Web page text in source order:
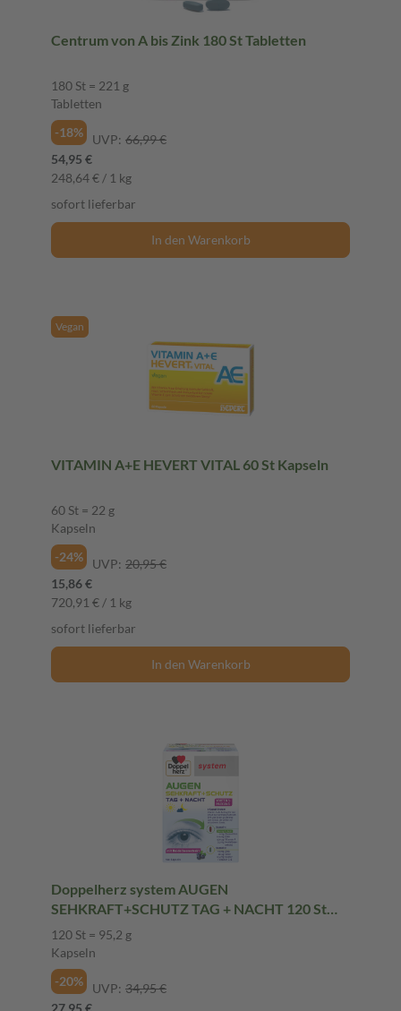
Centrum von A bis Zink 180 St Tabletten
180 St = 221 g
Tabletten
-18%
UVP: 66,99 €
54,95 €
248,64 € / 1 kg
sofort lieferbar
In den Warenkorb
Vegan
VITAMIN A+E HEVERT VITAL 60 St Kapseln
60 St = 22 g
Kapseln
-24%
UVP: 20,95 €
15,86 €
720,91 € / 1 kg
sofort lieferbar
In den Warenkorb
Doppelherz system AUGEN
SEHKRAFT+SCHUTZ TAG + NACHT 120 St
Kapseln
120 St = 95,2 g
Kapseln
-20%
UVP: 34,95 €
27,95 €